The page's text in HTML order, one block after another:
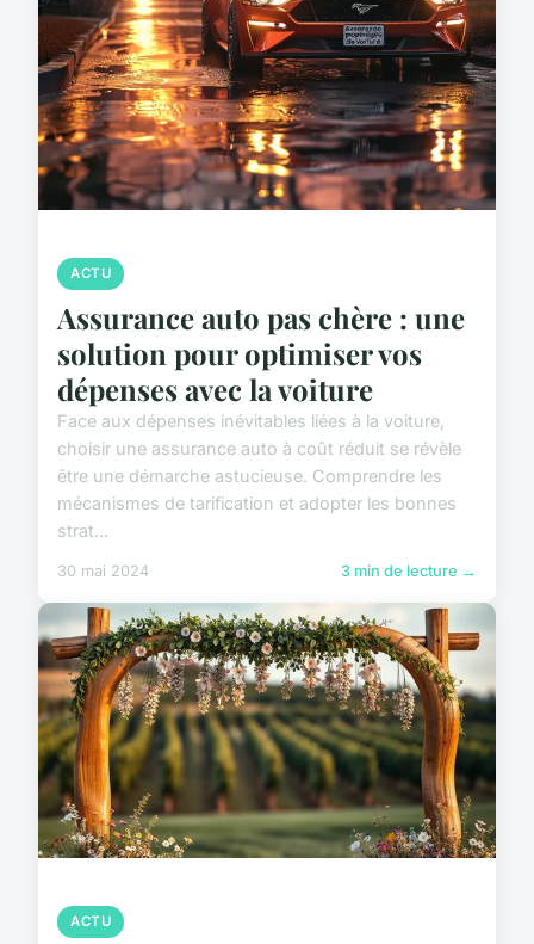
ACTU
Assurance auto pas chère : une
solution pour optimiser vos
dépenses avec la voiture
Face aux dépenses inévitables liées à la voiture,
choisir une assurance auto à coût réduit se révèle
être une démarche astucieuse. Comprendre les
mécanismes de tarification et adopter les bonnes
strat...
30 mai 2024 3 min de lecture →
ACTU